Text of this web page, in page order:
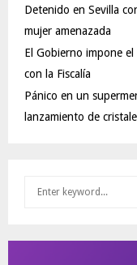
Detenido en Sevilla
mujer amenazada
El Gobierno impone
con la Fiscalía
Pánico en un
lanzamiento de